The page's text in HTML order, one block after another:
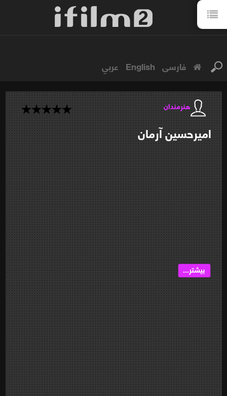
فارسی English عربي
هنرمندان
امیرحسینآرمان
بیشتر...